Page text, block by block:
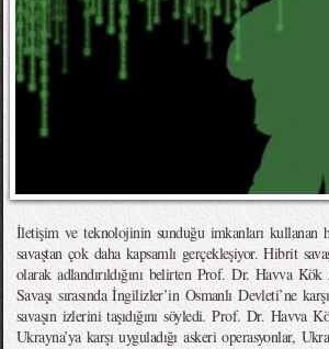
İletişim ve teknolojinin sunduğu imkanları kullanan
savaştan çok daha kapsamlı gerçekleşiyor. Hibrit
olarak adlandırıldığını belirten Prof. Dr. Havva
Savaşı sırasında İngilizler’in Osmanlı Devleti’ne
savaşın izlerini taşıdığını söyledi. Prof. Dr. Havva
Ukrayna’ya karşı uyguladığı askeri operasyonlar,